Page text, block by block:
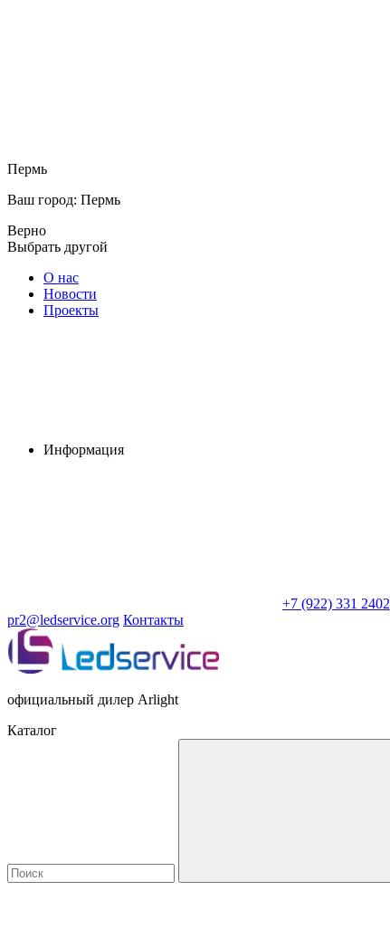
Пермь
Ваш город: Пермь
Верно
Выбрать другой
О нас
Новости
Проекты
Информация
+7 (922) 331 2402
pr2@ledservice.org Контакты
официальный дилер Arlight
Каталог